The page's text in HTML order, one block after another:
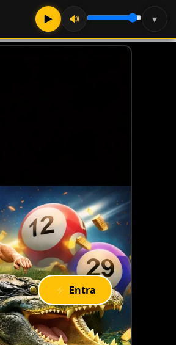
▶ 🔊 ▾
⚡ Entra